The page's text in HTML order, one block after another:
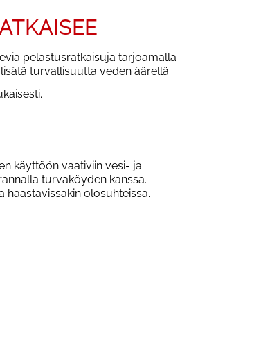
pelastusratkaisuja tarjoamalla
turvallisuutta veden äärellä.
käyttöön vaativiin vesi- ja
turvaköyden kanssa.
olosuhteissa.